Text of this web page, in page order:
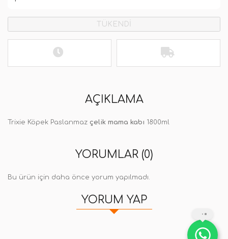
TÜKENDİ
AÇIKLAMA
Trixie Köpek Paslanmaz çelik mama kabı 1800ml
YORUMLAR (0)
Bu ürün için daha önce yorum yapılmadı.
YORUM YAP